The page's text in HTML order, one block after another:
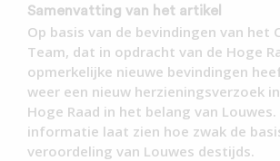
Samenvatting van het artikel
Op basis van de bevindingen van het
Team, dat in opdracht van de Hoge
opmerkelijke nieuwe bevindingen
weer een nieuw herzieningsverzoek
Hoge Raad in het belang van Louwes.
informatie laat zien hoe zwak de
veroordeling van Louwes destijds.